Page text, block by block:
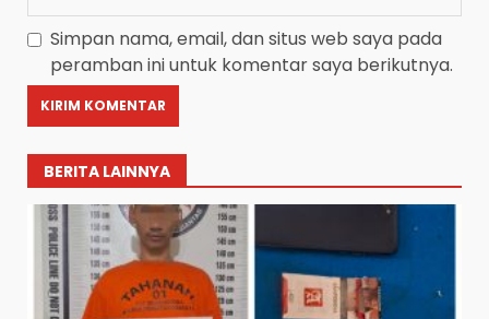
Simpan nama, email, dan situs web saya pada
peramban ini untuk komentar saya berikutnya.
BERITA LAINNYA